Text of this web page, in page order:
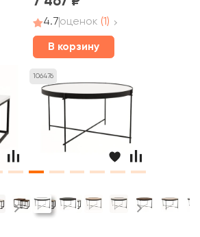
4.7оценок (1)
В корзину
106476